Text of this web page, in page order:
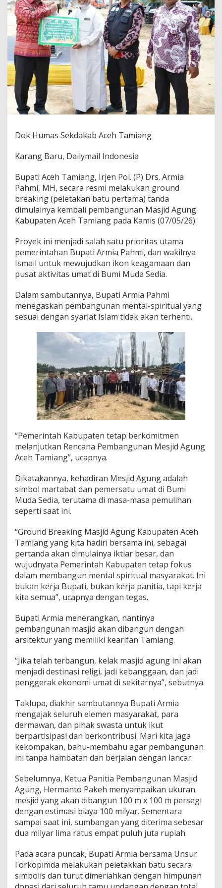
A
g
u
n
g
,
A
m
i
L
n
j
u
t
k
a
P
e
m
b
a
g
u
n
a
s
e
g
a
i
I
c
o
K
e
a
g
m
a
a
n
A
c
e
h
T
a
m
i
a
g
Dok Humas Sekdakab Aceh Tamiang
Karang Baru, Dailymail Indonesia
Bupati Aceh Tamiang, Irjen Pol. (P) Drs. Armia
Pahmi, MH, secara resmi melakukan ground
breaking (peletakan batu pertama) tanda
dimulainya kembali pembangunan Masjid Agung
Kabupaten Aceh Tamiang pada Kamis (07/05/26).
Proyek ini menjadi salah satu prioritas utama
pemerintahan Bupati Armia Pahmi, dan wakilnya
Ismail untuk mewujudkan ikon keagamaan dan
pusat aktivitas umat di Bumi Muda Sedia.
Dalam sambutannya, Bupati Armia Pahmi
menegaskan pembangunan mental-spiritual yang
sesuai dengan syariat Islam tidak akan terhenti.
“Pemerintah Kabupaten tetap berkomitmen
melanjutkan Rencana Pembangunan Mesjid Agung
Aceh Tamiang”, ucapnya.
Dikatakannya, kehadiran Mesjid Agung adalah
simbol martabat dan pemersatu umat di Bumi
Muda Sedia, terutama di masa-masa pemulihan
seperti saat ini.
“Ground Breaking Masjid Agung Kabupaten Aceh
Tamiang yang kita hadiri bersama ini, sebagai
pertanda akan dimulainya iktiar besar, dan
wujudnyata Pemerintah Kabupaten tetap fokus
dalam membangun mental spiritual masyarakat. Ini
bukan kerja Bupati, bukan kerja panitia, tapi kerja
kita semua”, ucapnya dengan tegas.
Bupati Armia menerangkan, nantinya
pembangunan masjid akan dibangun dengan
arsitektur yang memiliki kearifan Tamiang.
“Jika telah terbangun, kelak masjid agung ini akan
menjadi destinasi religi, jadi kebanggaan, dan jadi
penggerak ekonomi umat di sekitarnya”, sebutnya.
Taklupa, diakhir sambutannya Bupati Armia
mengajak seluruh elemen masyarakat, para
dermawan, dan pihak swasta untuk ikut
berpartisipasi dan berkontribusi. Mari kita jaga
kekompakan, bahu-membahu agar pembangunan
ini tanpa hambatan dan berjalan dengan lancar.
Sebelumnya, Ketua Panitia Pembangunan Masjid
Agung, Hermanto Pakeh menyampaikan ukuran
mesjid yang akan dibangun 100 m x 100 m persegi
dengan estimasi biaya 100 milyar. Sementara
sampai saat ini, sumbangan yang diterima sebesar
dua milyar lima ratus empat puluh juta rupiah.
Pada acara puncak, Bupati Armia bersama Unsur
Forkopimda melakukan peletakkan batu secara
simbolis dan turut dimeriahkan dengan himpunan